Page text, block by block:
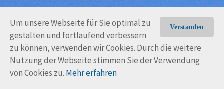
Verstanden
Um unsere Webseite für Sie optimal zu
gestalten und fortlaufend verbessern
zu können, verwenden wir Cookies. Durch die weitere
Nutzung der Webseite stimmen Sie der Verwendung
von Cookies zu. Mehr erfahren